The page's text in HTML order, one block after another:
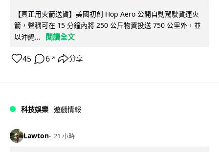
【真正用火箭送貨】美國初創 Hop Aero 公開自動駕駛貨運火
箭，聲稱可在 15 分鐘內將 250 公斤物資投送 750 公里外，並
以沖繩...
閱讀全文
45 6 ↗ 分享
科技娛樂 遊戲情報
Lawton 21 小時